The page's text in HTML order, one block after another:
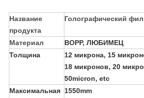
Название
продукта
Голографический
Материал
BOPP, ЛЮБИМЕЦ
Толщина
12 микрона, 15
18 микронов, 20
50micron, etc
Максимальная 1550mm